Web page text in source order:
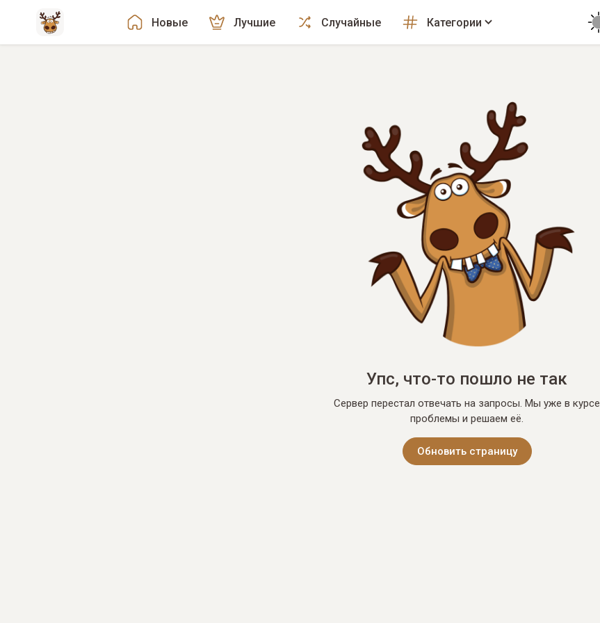
Новые Лучшие Случайные Категории
Упс, что-то пошло не так
Сервер перестал отвечать на запросы. Мы уже в курсе
проблемы и решаем её.
Обновить страницу